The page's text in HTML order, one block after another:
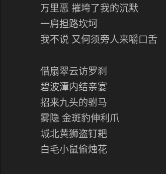
万里恶 摧垮了我的沉默
一肩担路坎坷
我不说 又何须旁人来嚼口舌
借扇翠云访罗刹
碧波潭内结亲宴
招来九头的驸马
雾隐 金斑豹伸利爪
城北黄狮盗钉耙
白毛小鼠偷烛花